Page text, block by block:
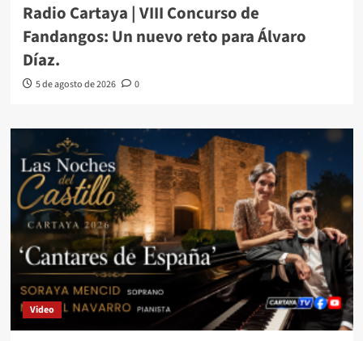
Radio Cartaya | VIII Concurso de
Fandangos: Un nuevo reto para Álvaro
Díaz.
5 de agosto de 2026 0
Video